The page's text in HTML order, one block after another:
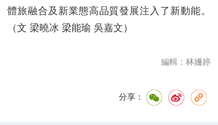
體旅融合及新業態高品質發展注入了新動能。
（文 梁曉冰 梁能瑜 吳嘉文）
編輯：林姍婷
分享：